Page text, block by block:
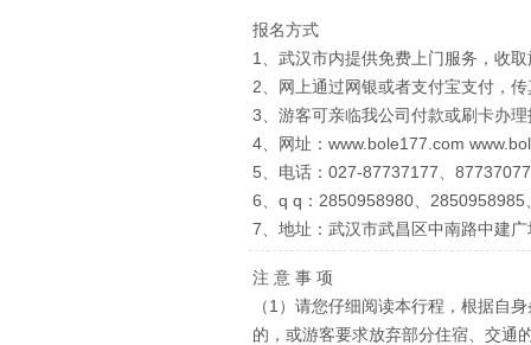
报名方式
1、武汉市内提供免费上门服务，收
2、网上通过网银或者支付宝支付，
3、游客可亲临我公司付款或刷卡办
4、网址：www.bole177.com
5、电话：027-87737177、
6、q q：2850958980、
7、地址：武汉市武昌区中南路中建
注 意 事 项
（1）请您仔细阅读本行程，根据自
的，或游客要求放弃部分住宿、交通